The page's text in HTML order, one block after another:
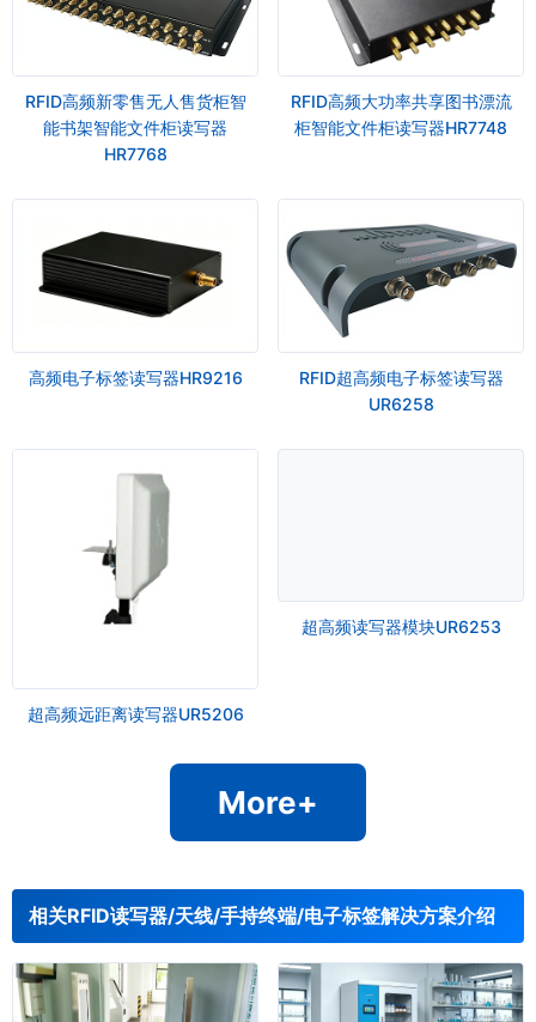
RFID高频新零售无人售货柜智
能书架智能文件柜读写器
HR7768
RFID高频大功率共享图书漂流
柜智能文件柜读写器HR7748
高频电子标签读写器HR9216
RFID超高频电子标签读写器
UR6258
超高频远距离读写器UR5206
超高频读写器模块UR6253
More+
相关RFID读写器/天线/手持终端/电子标签解决方案介绍